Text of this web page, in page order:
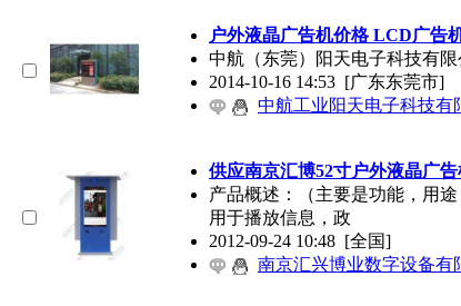
户外液晶广告机价格 LCD广告
中航（东莞）阳天电子科技有
2014-10-16 14:53 [广东东莞市]
中航工业阳天电子科技有
供应南京汇博52寸户外液晶广
产品概述：（主要是功能，用
用于播放信息，政
2012-09-24 10:48 [全国]
南京汇兴博业数字设备有